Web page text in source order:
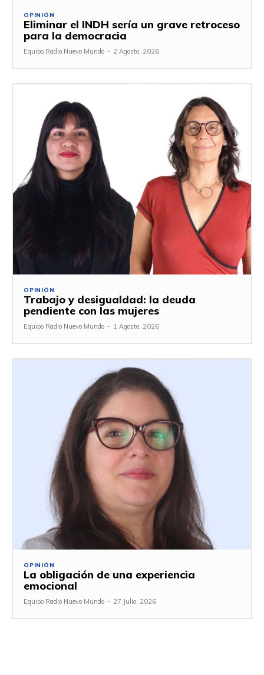
OPINIÓN
Eliminar el INDH sería un grave retroceso
para la democracia
Equipo Radio Nuevo Mundo - 2 Agosto, 2026
OPINIÓN
Trabajo y desigualdad: la deuda
pendiente con las mujeres
Equipo Radio Nuevo Mundo - 1 Agosto, 2026
OPINIÓN
La obligación de una experiencia
emocional
Equipo Radio Nuevo Mundo - 27 Julio, 2026